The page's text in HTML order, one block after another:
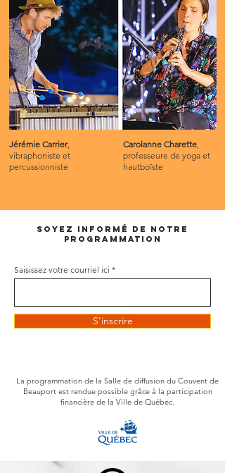
Jérémie Carrier,
vibraphoniste et
percussionniste
Carolanne Charette,
professeure de yoga et
hautboïste
soyez informé de notre
programmation
Saisissez votre courriel ici
S'inscrire
La programmation de la Salle de diffusion du Couvent de
Beauport est rendue possible grâce à la participation
financière de la Ville de Québec.